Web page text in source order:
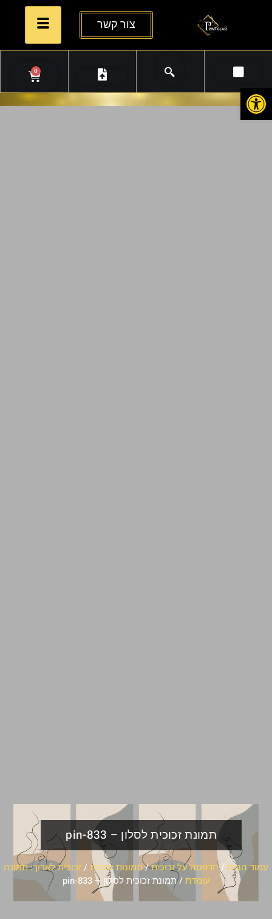
צור קשר
0
תמונת זכוכית לסלון – pin-833
עמוד הבית /הדפסה על זכוכית/תמונות זכוכית/זכוכית לארוך: תמונה
עומדת/ תמונת זכוכית לסלון – pin-833
פתח סרגל נגישות